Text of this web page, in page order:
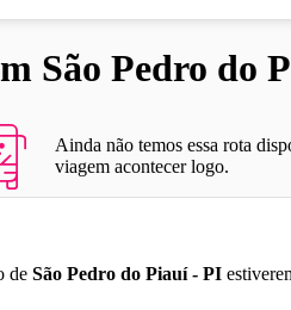
São Pedro do
Ainda não temos essa rota
viagem acontecer logo.
de São Pedro do Piauí - PI